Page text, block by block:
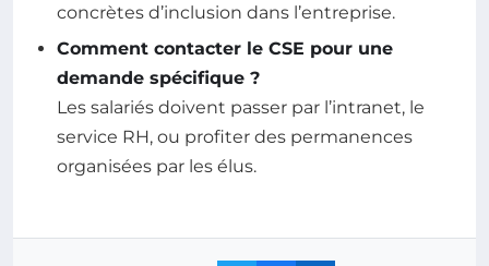
concrètes d’inclusion dans l’entreprise.
Comment contacter le CSE pour une
demande spécifique ?
Les salariés doivent passer par l’intranet, le
service RH, ou profiter des permanences
organisées par les élus.